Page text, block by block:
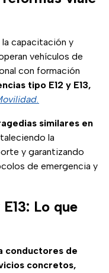
capacitación y
vehículos de
con formación
tipo E12 y E13,
similares en
la
y garantizando
de emergencia y
Lo que
conductores de
concretos,